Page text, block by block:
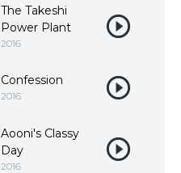
The Takeshi
Power Plant
2016
Confession
2016
Aooni's Classy
Day
2016